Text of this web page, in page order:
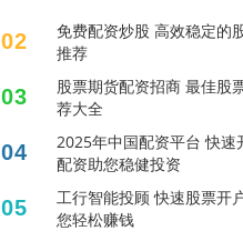
02
免费配资炒股 高效稳定的
推荐
03
股票期货配资招商 最佳股
荐大全
04
2025年中国配资平台 快速
配资助您稳健投资
05
工行智能投顾 快速股票开
您轻松赚钱